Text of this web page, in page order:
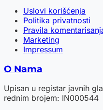
Uslovi korišćenja
Politika privatnosti
Pravila
Marketing
Impressum
O Nama
Upisan u registar javnih
rednim brojem: IN000544